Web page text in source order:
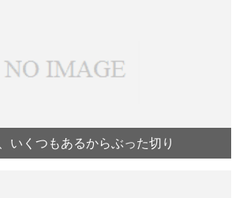
いくつもあるからぶった切り